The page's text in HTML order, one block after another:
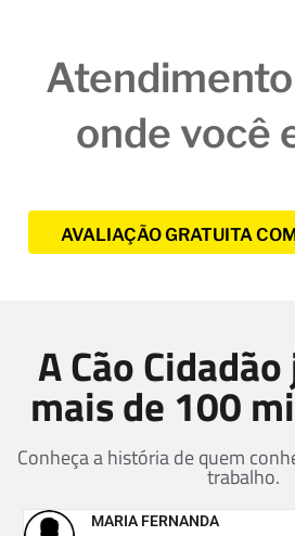
onde você
AVALIAÇÃO GRATUITA
A Cão
mais de 100
Conheça a história de quem
trabalho.
MARIA FERNANDA